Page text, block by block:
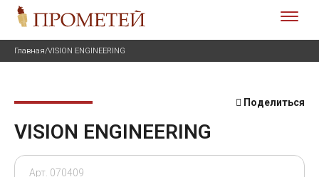
Главная/VISION ENGINEERING
Поделиться
VISION ENGINEERING
Арт. 070409